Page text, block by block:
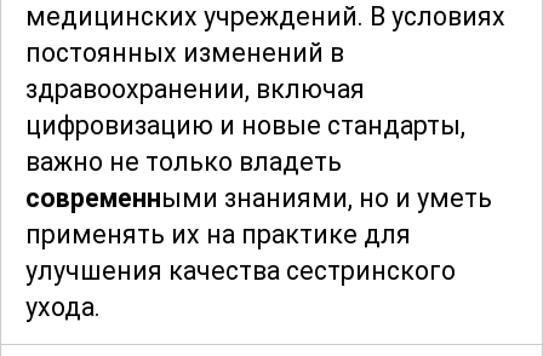
медицинских учреждений. В условиях
постоянных изменений в
здравоохранении, включая
цифровизацию и новые стандарты,
важно не только владеть
современными знаниями, но и уметь
применять их на практике для
улучшения качества сестринского
ухода.